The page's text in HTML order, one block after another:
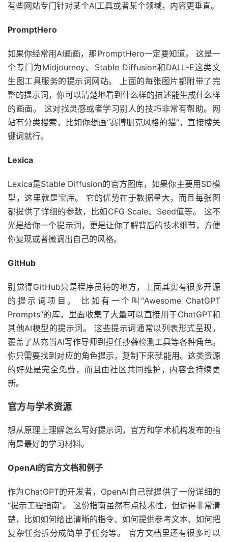
有些网站专门针对某个AI工具或者某个领域，内容更垂直。
PromptHero
如果你经常用AI画画，那PromptHero一定要知道。 这是一
个专门为Midjourney、Stable Diffusion和DALL-E这类文
生图工具服务的提示词网站。 上面的每张图片都附带了完
整的提示词，你可以清楚地看到什么样的描述能生成什么样
的画面。 这对找灵感或者学习别人的技巧非常有帮助。网
站有分类搜索，比如你想画“赛博朋克风格的猫”，直接搜关
键词就行。
Lexica
Lexica是Stable Diffusion的官方图库，如果你主要用SD模
型，这里就是宝库。 它的优势在于数据量大，而且每张图
都提供了详细的参数，比如CFG Scale、Seed值等。 这不
光是给你一个提示词，更是让你了解背后的技术细节，方便
你复现或者微调出自己的风格。
GitHub
别觉得GitHub只是程序员待的地方，上面其实有很多开源
的提示词项目。 比如有一个叫“Awesome ChatGPT
Prompts”的库，里面收集了大量可以直接用于ChatGPT和
其他AI模型的提示词。 这些提示词通常以列表形式呈现，
覆盖了从充当AI写作导师到担任抄袭检测工具等各种角色。
你只需要找到对应的角色提示，复制下来就能用。这类资源
的好处是完全免费，而且由社区共同维护，内容会持续更
新。
官方与学术资源
想从原理上理解怎么写好提示词，官方和学术机构发布的指
南是最好的学习材料。
OpenAI的官方文档和例子
作为ChatGPT的开发者，OpenAI自己就提供了一份详细的
“提示工程指南”。 这份指南虽然有点技术性，但讲得非常清
楚，比如如何给出清晰的指令、如何提供参考文本、如何把
复杂任务拆分成简单子任务等。 官方文档里还有很多可以